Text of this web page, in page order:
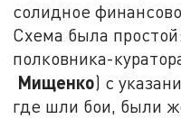
солидное
Схема была
полковника-
Мищенко) с
где шли бои, были